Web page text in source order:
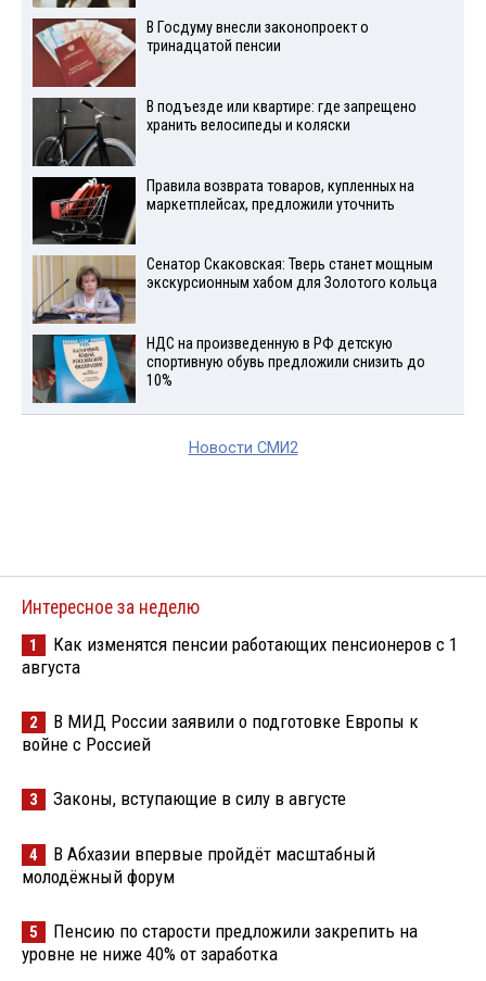
В Госдуму внесли законопроект о
тринадцатой пенсии
В подъезде или квартире: где запрещено
хранить велосипеды и коляски
Правила возврата товаров, купленных на
маркетплейсах, предложили уточнить
Сенатор Скаковская: Тверь станет мощным
экскурсионным хабом для Золотого кольца
НДС на произведенную в РФ детскую
спортивную обувь предложили снизить до
10%
Новости СМИ2
Интересное за неделю
1
Как изменятся пенсии работающих пенсионеров с 1
августа
2
В МИД России заявили о подготовке Европы к
войне с Россией
3 Законы, вступающие в силу в августе
4
В Абхазии впервые пройдёт масштабный
молодёжный форум
5
Пенсию по старости предложили закрепить на
уровне не ниже 40% от заработка